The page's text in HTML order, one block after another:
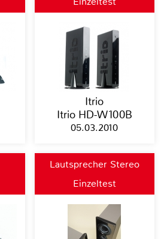
Itrio
Itrio HD-W100B
05.03.2010
Lautsprecher Stereo
Einzeltest